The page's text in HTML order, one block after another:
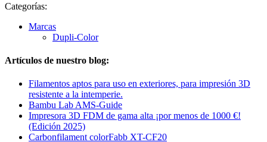
Categorías:
Marcas
Dupli-Color
Artículos de nuestro blog:
Filamentos aptos para uso en exteriores, para impresión 3D
resistente a la intemperie.
Bambu Lab AMS-Guide
Impresora 3D FDM de gama alta ¡por menos de 1000 €!
(Edición 2025)
Carbonfilament colorFabb XT-CF20